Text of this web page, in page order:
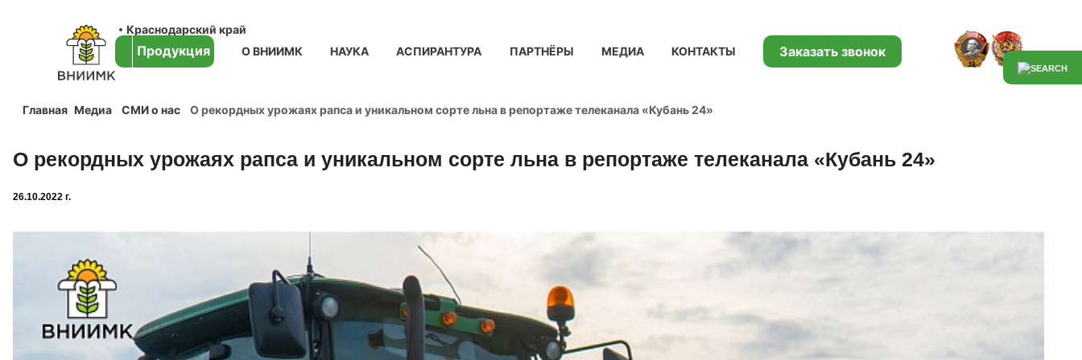
Краснодарский край
Продукция О ВНИИМК НАУКА АСПИРАНТУРА ПАРТНЁРЫ МЕДИА КОНТАКТЫ Заказать звонок
Главная Медиа СМИ о нас О рекордных урожаях рапса и уникальном сорте льна в репортаже телеканала «Кубань 24»
О рекордных урожаях рапса и уникальном сорте льна в репортаже телеканала «Кубань 24»
26.10.2022 г.